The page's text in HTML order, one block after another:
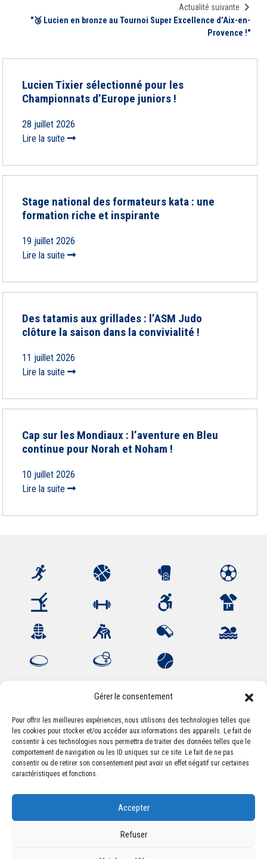
Gérer le consentement
Pour offrir les meilleures expériences, nous utilisons des technologies telles que
les cookies pour stocker et/ou accéder aux informations des appareils. Le fait de
consentir à ces technologies nous permettra de traiter des données telles que le
comportement de navigation ou les ID uniques sur ce site. Le fait de ne pas
consentir ou de retirer son consentement peut avoir un effet négatif sur certaines
caractéristiques et fonctions.
Accepter
Refuser
Actualité suivante
"🥉 Lucien en bronze au Tournoi Super Excellence d’Aix-en-
Provence !"
Lucien Tixier sélectionné pour les
Championnats d’Europe juniors !
28 juillet 2026
Lire la suite
Stage national des formateurs kata : une
formation riche et inspirante
19 juillet 2026
Lire la suite
Des tatamis aux grillades : l’ASM Judo
clôture la saison dans la convivialité !
11 juillet 2026
Lire la suite
Cap sur les Mondiaux : l’aventure en Bleu
continue pour Norah et Noham !
10 juillet 2026
Lire la suite
Association Sportive Montferrandaise
84, boulevard Léon Jouhaux
CS 80221 - 63021 Clermont-Ferrand Cedex 2
accueil@asm-omnisports.com